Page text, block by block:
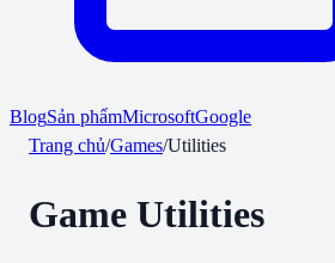
BlogSản phẩmMicrosoftGoogle
Trang chủ/Games/Utilities
Game Utilities